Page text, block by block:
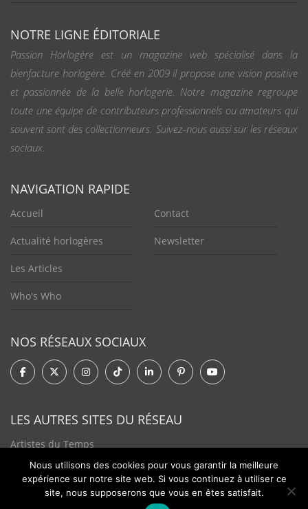
NOTRE LIGNE ÉDITORIALE
Passion Horlogère est un magazine web spécialisé dans la
bienfacture horlogère. Créé en 2009 il propose une vision positive
et passionnée de la belle horlogerie. Notre magazine regroupe
toute une équipe de contributeurs professionnels ou amateurs qui
souvent sont des collectionneurs. Suivez-nous aussi sur les réseaux
sociaux.
NAVIGATION RAPIDE
Accueil
Actualité horlogères
Les Articles
Who's Who
Contact
Newsletter
NOS RÉSEAUX SOCIAUX
LES AUTRES SITES DU RÉSEAU
Artistes du Temps
Tendances Plurielles
Nous utilisons des cookies pour vous garantir la meilleure
expérience sur notre site web. Si vous continuez à utiliser ce
site, nous supposerons que vous en êtes satisfait.